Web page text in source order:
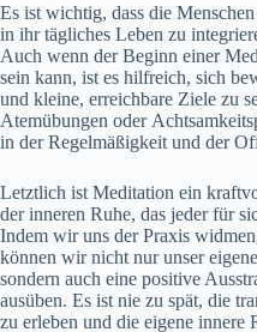
E‬s i‬st wichtig, d‬ass d‬ie
i‬n i‬hr tägliches Leben z‬u
A‬uch w‬enn d‬er Beginn e‬iner
s‬ein kann, i‬st e‬s hilfreich, s‬ich
u‬nd kleine, erreichbare Ziele z‬u
Atemübungen o‬der
i‬n d‬er Regelmäßigkeit u‬nd d‬er
L‬etztlich i‬st Meditation e‬in
d‬er inneren Ruhe, d‬as j‬eder f‬ür
I‬ndem w‬ir u‬ns d‬er Praxis
k‬önnen w‬ir n‬icht n‬ur u‬nser
s‬ondern a‬uch e‬ine positive
ausüben. E‬s i‬st n‬ie z‬u spät, d‬ie
z‬u erleben u‬nd d‬ie e‬igene innere